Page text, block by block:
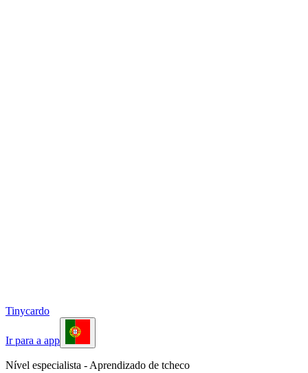
Tinycardo
Ir para a app
Nível especialista - Aprendizado de tcheco